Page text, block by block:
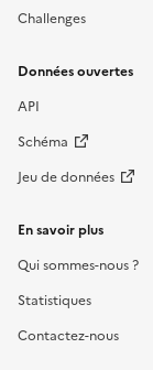
Challenges
Données ouvertes
API
Schéma
Jeu de données
En savoir plus
Qui sommes-nous ?
Statistiques
Contactez-nous